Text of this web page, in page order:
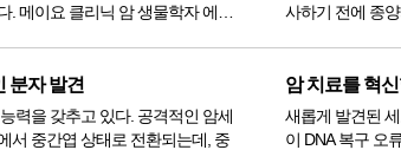
베
사하기 전에 종
다. 최근 대규...
분자 발견
력을 갖추고 있다. 공격적인 암세
서 중간엽 상태로 전환되는데, 중
암 치료를 혁
새롭게 발견된
이 DNA 복구 오